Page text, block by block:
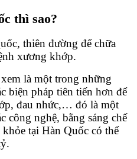
thì sao?
thiên đường để chữa
xương khớp.
là một trong những
biện pháp tiên tiến hơn để
đau nhức,… đó là một
công nghệ, bằng sáng chế
khỏe tại Hàn Quốc có thể